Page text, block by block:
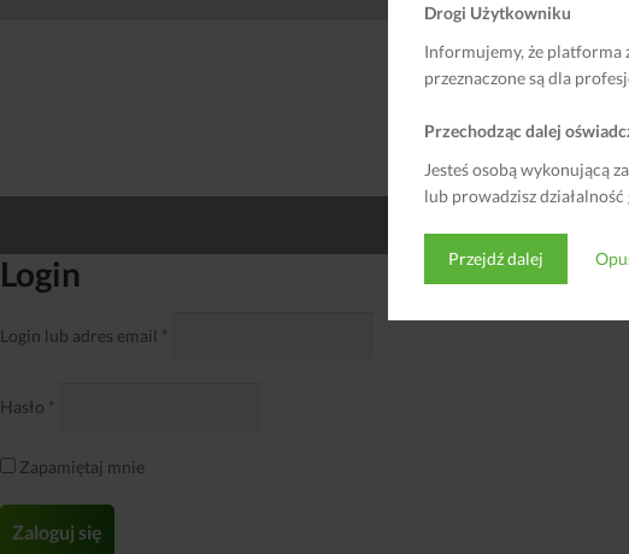
Drogi Użytkowniku
Informujemy, że platforma
przeznaczone są dla
Przechodząc dalej
Jesteś osobą wykonującą
lub prowadzisz
Przejdź dalej
Login
Login lub adres email *
Hasło *
Zapamiętaj mnie